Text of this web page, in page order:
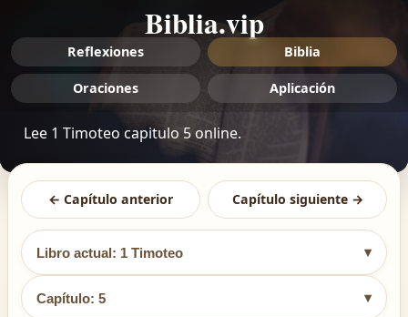
Biblia.vip
Reflexiones Biblia
Oraciones Aplicación
Lee 1 Timoteo capitulo 5 online.
← Capítulo anterior Capítulo siguiente →
Libro actual: 1 Timoteo ▾
Capítulo: 5 ▾